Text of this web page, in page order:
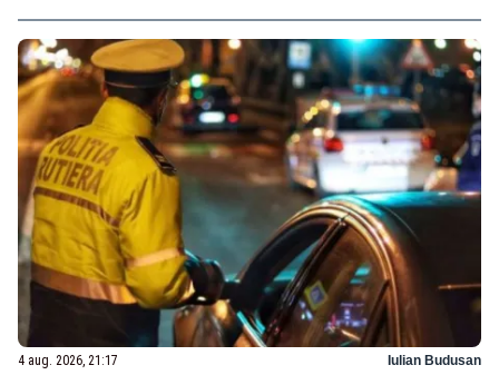
4 aug. 2026, 21:17 Iulian Budusan